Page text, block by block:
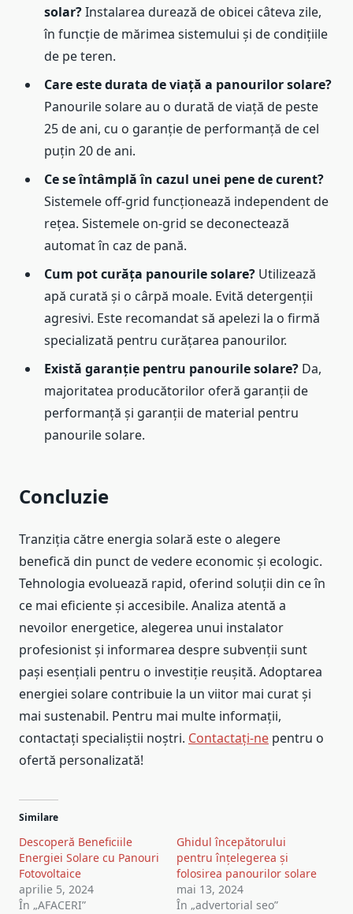
solar?Instalarea durează de obicei câteva zile,
în funcție de mărimea sistemului și de condițiile
de pe teren.
Care este durata de viață a panourilor solare?
Panourile solare au o durată de viață de peste
25 de ani, cu o garanție de performanță de cel
puțin 20 de ani.
Ce se întâmplă în cazul unei pene de curent?
Sistemele off-grid funcționează independent de
rețea. Sistemele on-grid se deconectează
automat în caz de pană.
Cum pot curăța panourile solare? Utilizează
apă curată și o cârpă moale. Evită detergenții
agresivi. Este recomandat să apelezi la o firmă
specializată pentru curățarea panourilor.
Există garanție pentru panourile solare? Da,
majoritatea producătorilor oferă garanții de
performanță și garanții de material pentru
panourile solare.
Concluzie
Tranziția către energia solară este o alegere
benefică din punct de vedere economic și ecologic.
Tehnologia evoluează rapid, oferind soluții din ce în
ce mai eficiente și accesibile. Analiza atentă a
nevoilor energetice, alegerea unui instalator
profesionist și informarea despre subvenții sunt
pași esențiali pentru o investiție reușită. Adoptarea
energiei solare contribuie la un viitor mai curat și
mai sustenabil. Pentru mai multe informații,
contactați specialiștii noștri. Contactați-ne pentru o
ofertă personalizată!
Similare
Descoperă Beneficiile
Energiei Solare cu Panouri
Fotovoltaice
aprilie 5, 2024
În „AFACERI”
Ghidul începătorului
pentru înțelegerea și
folosirea panourilor solare
mai 13, 2024
În „advertorial seo”